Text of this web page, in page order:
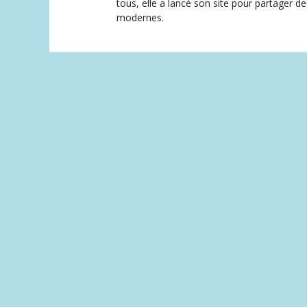
tous, elle a lancé son site pour partager
modernes.